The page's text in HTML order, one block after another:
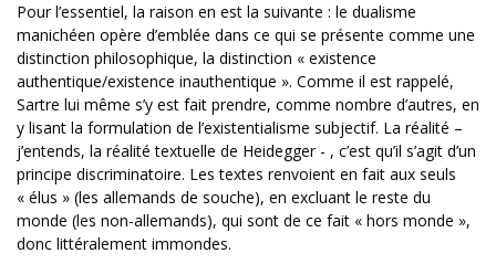
Pour l’essentiel, la raison en est la suivante : le dualisme
manichéen opère d’emblée dans ce qui se présente comme une
distinction philosophique, la distinction « existence
authentique/existence inauthentique ». Comme il est rappelé,
Sartre lui même s’y est fait prendre, comme nombre d’autres, en
y lisant la formulation de l’existentialisme subjectif. La réalité –
j’entends, la réalité textuelle de Heidegger - , c’est qu’il s’agit d’un
principe discriminatoire. Les textes renvoient en fait aux seuls
« élus » (les allemands de souche), en excluant le reste du
monde (les non-allemands), qui sont de ce fait « hors monde »,
donc littéralement immondes.